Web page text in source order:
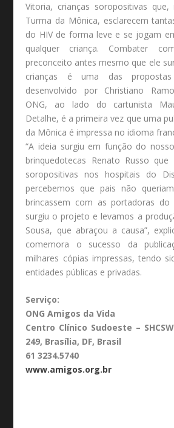
Vitoria, crianças soropositivas
Turma da Mônica, esclarecem
do HIV de forma leve e se jogam
qualquer criança. Combater
preconceito antes mesmo que ele
crianças é uma das
desenvolvido por Christiano
ONG, ao lado do cartunista
Detalhe, é a primeira vez que uma
da Mônica é impressa no idioma
“A ideia surgiu em função do
brinquedotecas Renato Russo que
soropositivas nos hospitais do
percebemos que pais não
brincassem com as portadoras
surgiu o projeto e levamos a
Sousa, que abraçou a causa”,
comemora o sucesso da
milhares cópias impressas, tendo
entidades públicas e privadas.
Serviço:
ONG Amigos da Vida
Centro Clínico Sudoeste –
249, Brasília, DF, Brasil
61 3234.5740
www.amigos.org.br